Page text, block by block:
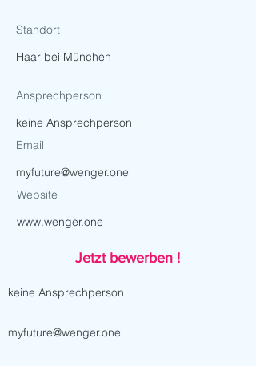
Standort
Haar bei München
Ansprechperson
keine Ansprechperson
Email
myfuture@wenger.one
Website
www.wenger.one
Jetzt bewerben !
keine Ansprechperson
myfuture@wenger.one